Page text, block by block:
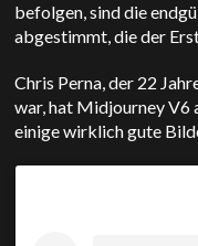
befolgen, sind die
abgestimmt, die der
Chris Perna, der 22
war, hat Midjourney V6
einige wirklich gute